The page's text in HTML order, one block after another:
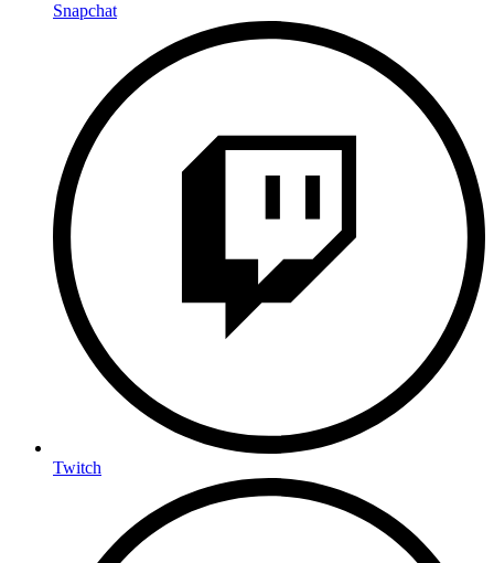
Snapchat
Twitch